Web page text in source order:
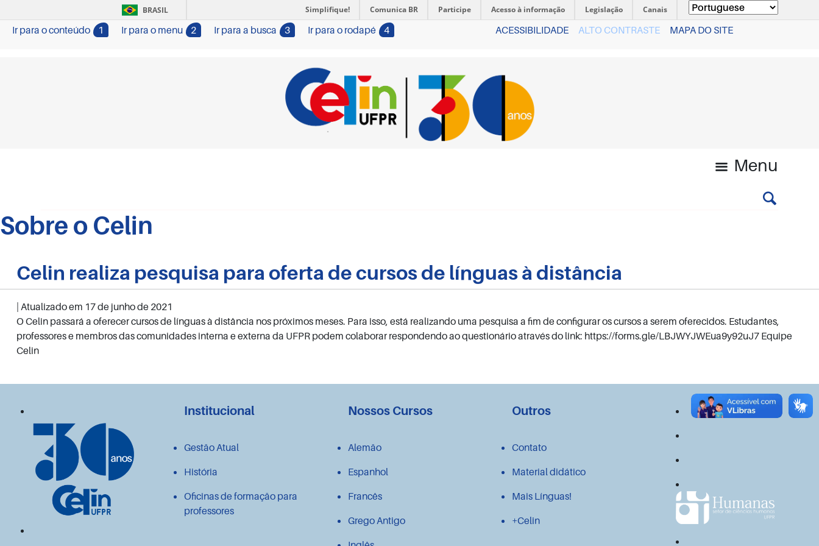
BRASIL Simplifique! Comunica BR Participe Acesso à informação Legislação Canais
Ir para o conteúdo 1 Ir para o menu 2 Ir para a busca 3 Ir para o rodapé 4 ACESSIBILIDADE ALTO CONTRASTE MAPA DO SITE
Menu
Sobre o Celin
Celin realiza pesquisa para oferta de cursos de línguas à distância
| Atualizado em 17 de junho de 2021
O Celin passará a oferecer cursos de línguas à distância nos próximos meses. Para isso, está realizando uma pesquisa a fim de configurar os cursos a serem oferecidos. Estudantes,
professores e membros das comunidades interna e externa da UFPR podem colaborar respondendo ao questionário através do link: https://forms.gle/LBJWYJWEua9y92uJ7 Equipe
Celin
Institucional
Gestão Atual
História
Oficinas de formação para
professores
Nossos Cursos
Alemão
Espanhol
Francês
Grego Antigo
Outros
Contato
Material didático
Mais Línguas!
+Celin